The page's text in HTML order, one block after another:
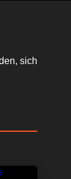
sich